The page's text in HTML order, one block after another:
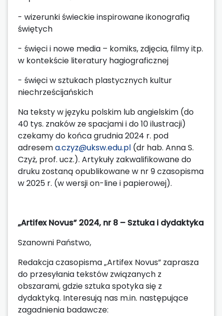
- wizerunki świeckie inspirowane ikonografią
świętych
- święci i nowe media – komiks, zdjęcia, filmy itp.
w kontekście literatury hagiograficznej
- święci w sztukach plastycznych kultur
niechrześcijańskich
Na teksty w języku polskim lub angielskim (do
40 tys. znaków ze spacjami i do 10 ilustracji)
czekamy do końca grudnia 2024 r. pod
adresema.czyz@uksw.edu.pl (dr hab. Anna S.
Czyż, prof. ucz.). Artykuły zakwalifikowane do
druku zostaną opublikowane w nr 9 czasopisma
w 2025 r. (w wersji on-line i papierowej).
„Artifex Novus” 2024, nr 8 – Sztuka i dydaktyka
Szanowni Państwo,
Redakcja czasopisma „Artifex Novus” zaprasza
do przesyłania tekstów związanych z
obszarami, gdzie sztuka spotyka się z
dydaktyką. Interesują nas m.in. następujące
zagadnienia badawcze: